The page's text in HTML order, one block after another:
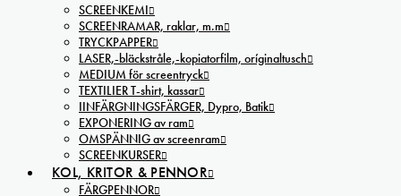
SCREENKEMI
SCREENRAMAR, raklar, m.m
TRYCKPAPPER
LASER,-bläckstråle,-kopiatorfilm, oríginaltusch
MEDIUM för screentryck
TEXTILIER T-shirt, kassar
IINFÄRGNINGSFÄRGER, Dypro, Batik
EXPONERING av ram
OMSPÄNNIG av screenram
SCREENKURSER
KOL, KRITOR & PENNOR
FÄRGPENNOR